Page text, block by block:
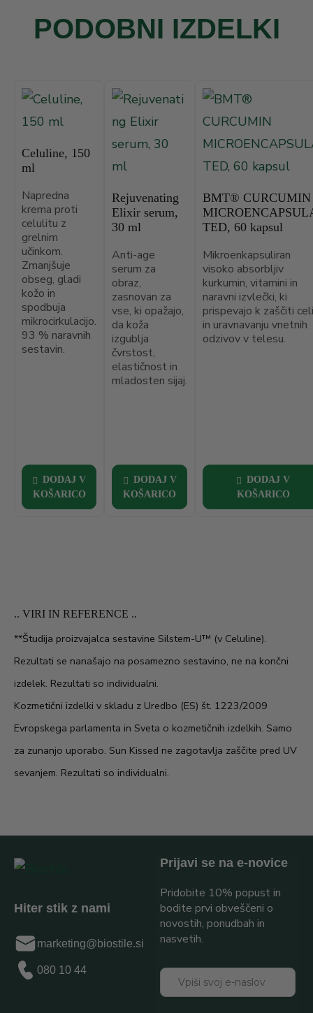
S kreditno kartico (Visa,
: omogočen za vse države
Klarna
Plačilo je varno in zaščiteno s šifrirano
povezavo.
časi dostave so:
Hrvaška : 2–5 delovnih dni
Ostale države EU : 3–7 delovnih dni
Izven EU: 7–10 delovnih dni
Svojemu naročilu lahko sledite prek
virtualne asistentke Vite (pogovorno okno
na naši spletni strani), kjer ob vnosu
številke naročila prejmete povezavo in
kodo za sledenje.
PODOBNI IZDELKI
Celuline, 150
ml
Napredna
krema proti
celulitu z
grelnim
učinkom.
Zmanjšuje
obseg, gladi
kožo in
spodbuja
mikrocirkulacijo.
93 % naravnih
sestavin.
DODAJ V
KOŠARICO
Rejuvenating
Elixir serum,
30 ml
Anti-age
serum za
obraz,
zasnovan za
vse, ki opažajo,
da koža
izgublja
čvrstost,
elastičnost in
mladosten sijaj.
DODAJ V
KOŠARICO
BMT® CURCUMIN
TED, 60 kapsul
Mikroenkapsuliran
visoko absorbljiv
kurkumin, vitamini in
naravni izvlečki, ki
prispevajo k zaščiti
in uravnavanju vnetnih
odzivov v telesu.
DODAJ V
KOŠARICO
.. VIRI IN REFERENCE ..
**Študija proizvajalca sestavine Silstem-U™ (v Celuline).
Rezultati se nanašajo na posamezno sestavino, ne na končni
izdelek. Rezultati so individualni.
Kozmetični izdelki v skladu z Uredbo (ES) št. 1223/2009
Evropskega parlamenta in Sveta o kozmetičnih izdelkih. Samo
za zunanjo uporabo. Sun Kissed ne zagotavlja zaščite pred UV
sevanjem. Rezultati so individualni.
Hiter stik z nami
marketing@biostile.si
080 10 44
Prijavi se na e-novice
Pridobite 10% popust in
bodite prvi obveščeni o
novostih, ponudbah in
nasvetih.